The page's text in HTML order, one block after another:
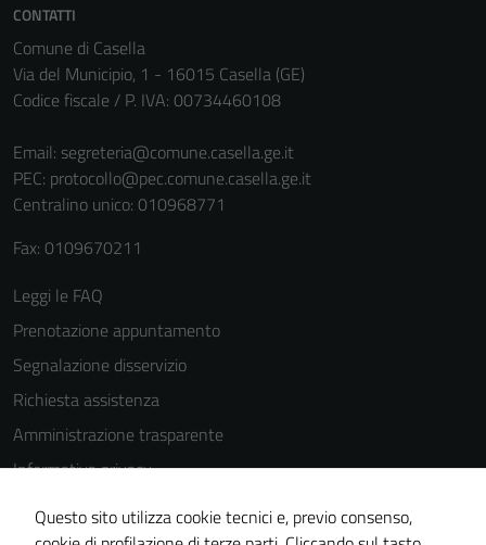
CONTATTI
Comune di Casella
Via del Municipio, 1 - 16015 Casella (GE)
Codice fiscale / P. IVA: 00734460108
Email: segreteria@comune.casella.ge.it
PEC: protocollo@pec.comune.casella.ge.it
Centralino unico: 010968771
Fax: 0109670211
Leggi le FAQ
Prenotazione appuntamento
Segnalazione disservizio
Richiesta assistenza
Amministrazione trasparente
Informativa privacy
Cookie Policy
Note legali
Questo sito utilizza cookie tecnici e, previo consenso,
per il
funzionamento
possono
essere
impostati da
servizi esterni